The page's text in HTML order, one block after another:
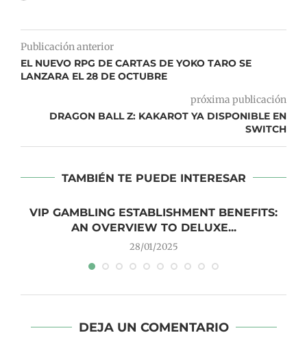
Publicación anterior
EL NUEVO RPG DE CARTAS DE YOKO TARO SE
LANZARA EL 28 DE OCTUBRE
próxima publicación
DRAGON BALL Z: KAKAROT YA DISPONIBLE EN
SWITCH
TAMBIÉN TE PUEDE INTERESAR
VIP GAMBLING ESTABLISHMENT BENEFITS:
AN OVERVIEW TO DELUXE...
28/01/2025
DEJA UN COMENTARIO